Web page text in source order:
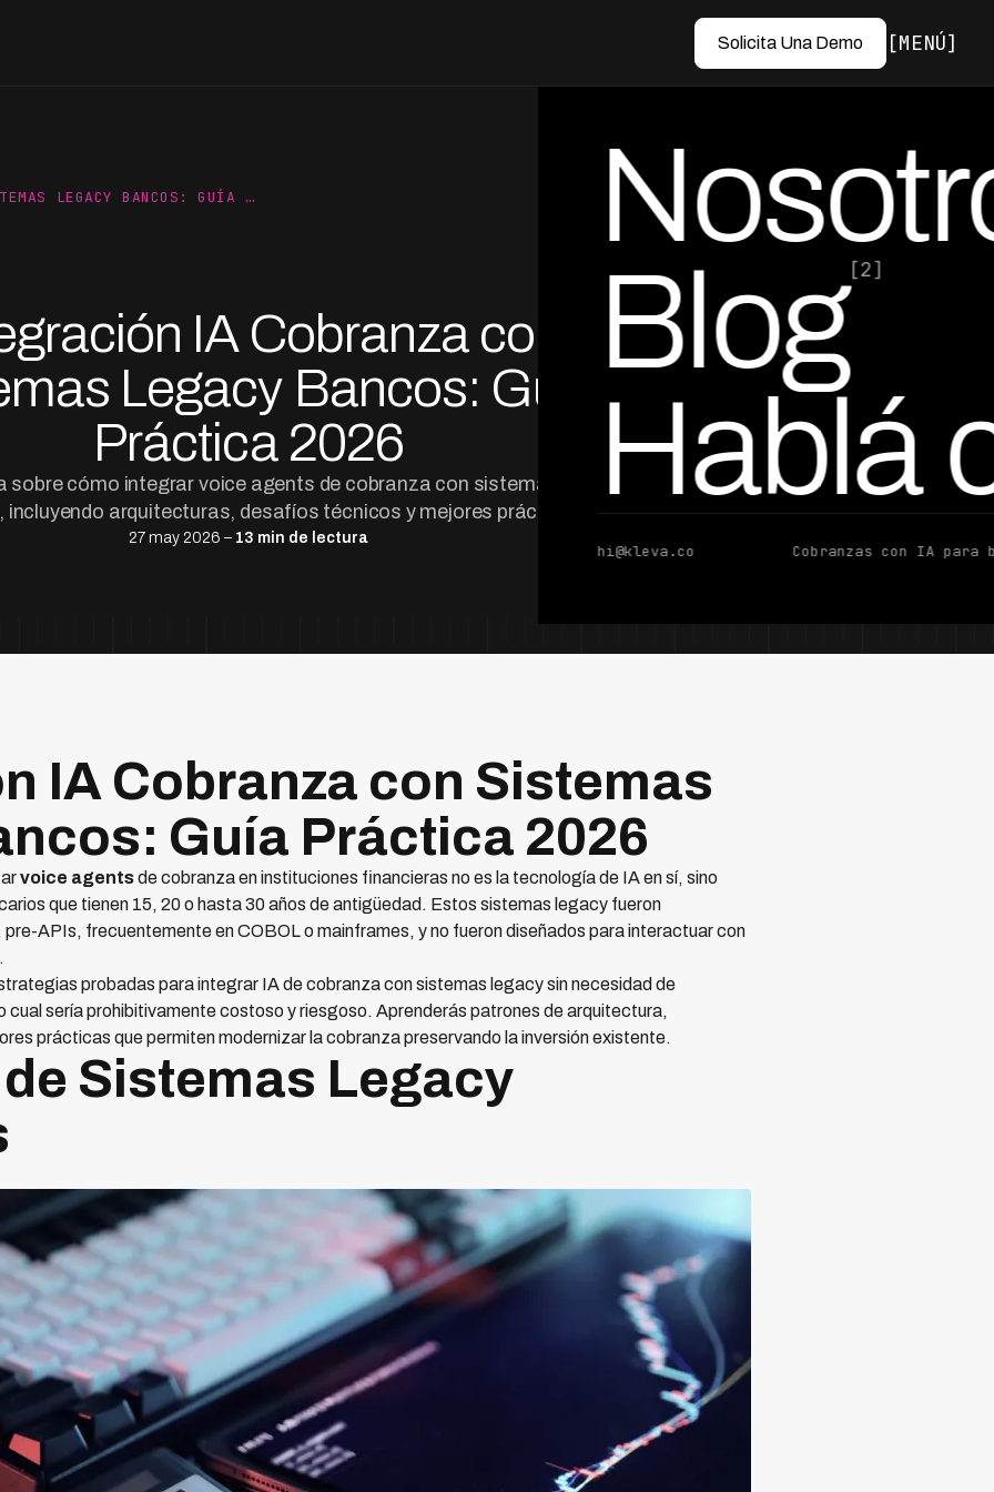
Solicita Una Demo MENÚ
Blog[2]
Hablá
hi@kleva.co Cobranzas con IA para
LEGACY BANCOS: GUÍA …
IA Cobranza con
Legacy Bancos: Guía
Práctica 2026
sobre cómo integrar voice agents de cobranza con sistemas legacy
incluyendo arquitecturas, desafíos técnicos y mejores prácticas.
27 may 2026 – 13 min de lectura
por Ed Escobar
Co-Founder & CEO
IA Cobranza con Sistemas
Guía Práctica 2026
voice agentsde cobranza en instituciones financieras no es la tecnología de IA en sí, sino
que tienen 15, 20 o hasta 30 años de antigüedad. Estos sistemas legacy fueron
APIs, frecuentemente en COBOL o mainframes, y no fueron diseñados para interactuar con
probadas para integrar IA de cobranza con sistemas legacy sin necesidad de
sería prohibitivamente costoso y riesgoso. Aprenderás patrones de arquitectura,
prácticas que permiten modernizar la cobranza preservando la inversión existente.
Sistemas Legacy